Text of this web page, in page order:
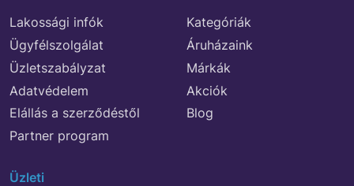
Lakossági infók
Ügyfélszolgálat
Üzletszabályzat
Adatvédelem
Elállás a szerződéstől
Partner program
Kategóriák
Áruházaink
Márkák
Akciók
Blog
Üzleti